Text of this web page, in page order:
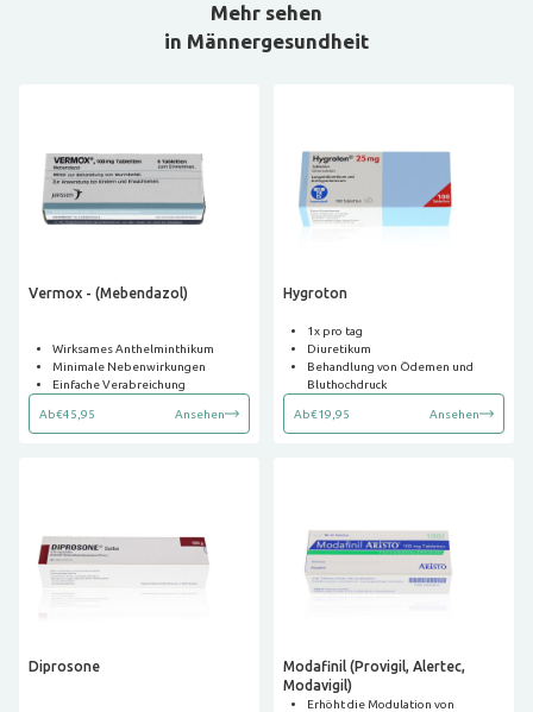
Mehr sehen
in Männergesundheit
Vermox - (Mebendazol)
Wirksames Anthelminthikum
Minimale Nebenwirkungen
Einfache Verabreichung
Ab€45,95 Ansehen
Hygroton
1x pro tag
Diuretikum
Behandlung von Ödemen und
Bluthochdruck
Ab€19,95 Ansehen
Diprosone
Modafinil (Provigil, Alertec,
Modavigil)
Erhöht die Modulation von